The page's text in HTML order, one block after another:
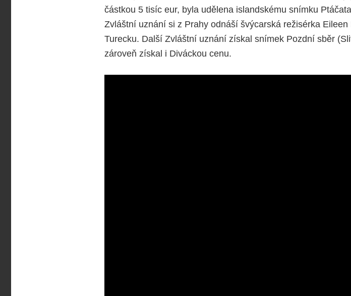
částkou 5 tisíc eur, byla udělena islandskému snímku
Zvláštní uznání si z Prahy odnáší švýcarská režisérka
Turecku. Další Zvláštní uznání získal snímek Pozdní sběr
zároveň získal i Diváckou cenu.